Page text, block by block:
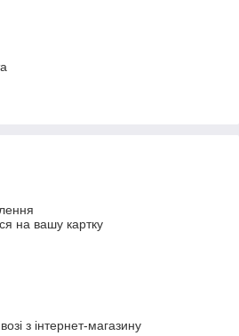
на вашу картку
з інтернет-магазину